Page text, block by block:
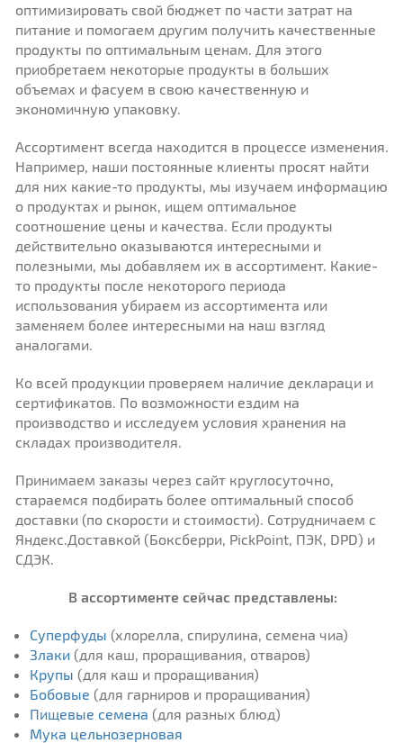
оптимизировать свой бюджет по части затрат на
питание и помогаем другим получить качественные
продукты по оптимальным ценам. Для этого
приобретаем некоторые продукты в больших
объемах и фасуем в свою качественную и
экономичную упаковку.
Ассортимент всегда находится в процессе изменения.
Например, наши постоянные клиенты просят найти
для них какие-то продукты, мы изучаем информацию
о продуктах и рынок, ищем оптимальное
соотношение цены и качества. Если продукты
действительно оказываются интересными и
полезными, мы добавляем их в ассортимент. Какие-
то продукты после некоторого периода
использования убираем из ассортимента или
заменяем более интересными на наш взгляд
аналогами.
Ко всей продукции проверяем наличие деклараци и
сертификатов. По возможности ездим на
производство и исследуем условия хранения на
складах производителя.
Принимаем заказы через сайт круглосуточно,
стараемся подбирать более оптимальный способ
доставки (по скорости и стоимости). Сотрудничаем с
Яндекс.Доставкой (Боксберри, PickPoint, ПЭК, DPD) и
СДЭК.
В ассортименте сейчас представлены:
Суперфуды (хлорелла, спирулина, семена чиа)
Злаки (для каш, проращивания, отваров)
Крупы (для каш и проращивания)
Бобовые (для гарниров и проращивания)
Пищевые семена (для разных блюд)
Мука цельнозерновая